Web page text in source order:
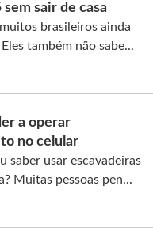
sair de casa
brasileiros ainda
também não sabe...
a operar
no celular
saber usar escavadeiras
Muitas pessoas pen...